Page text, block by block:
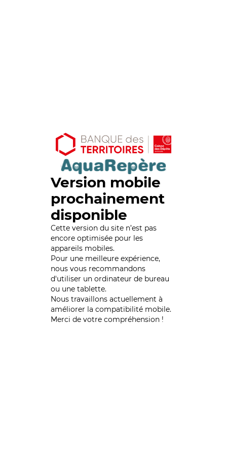
Version mobile
prochainement
disponible
Cette version du site n’est pas
encore optimisée pour les
appareils mobiles.
Pour une meilleure expérience,
nous vous recommandons
d'utiliser un ordinateur de bureau
ou une tablette.
Nous travaillons actuellement à
améliorer la compatibilité mobile.
Merci de votre compréhension !